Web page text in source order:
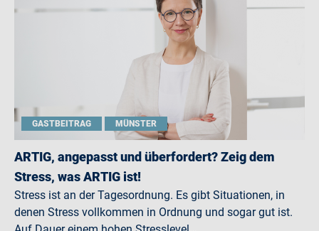
GASTBEITRAG MÜNSTER
ARTIG, angepasst und überfordert? Zeig dem
Stress, was ARTIG ist!
Stress ist an der Tagesordnung. Es gibt Situationen, in
denen Stress vollkommen in Ordnung und sogar gut ist.